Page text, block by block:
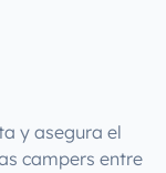
y asegura el
campers entre